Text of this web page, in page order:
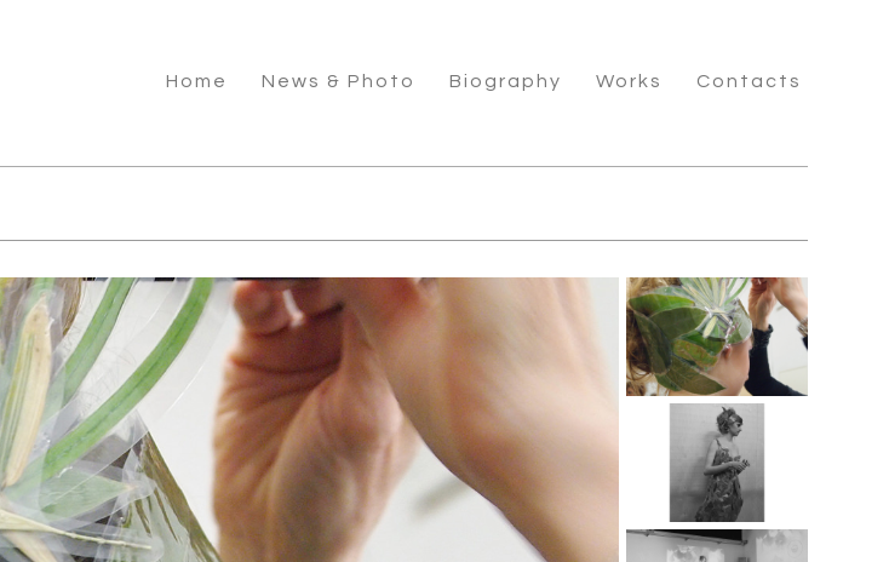
Home News & Photo Biography Works Contacts